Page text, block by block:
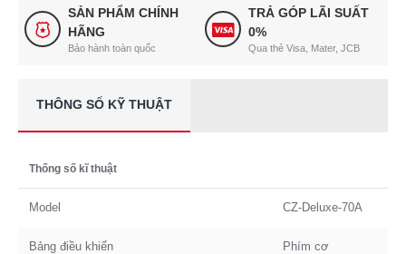
SẢN PHẨM CHÍNH
HÃNG
Bảo hành toàn quốc
TRẢ GÓP LÃI SUẤT
0%
Qua thẻ Visa, Mater, JCB
THÔNG SỐ KỸ THUẬT
Thống số kĩ thuật
Model CZ-Deluxe-70A
Bảng điều khiển Phím cơ